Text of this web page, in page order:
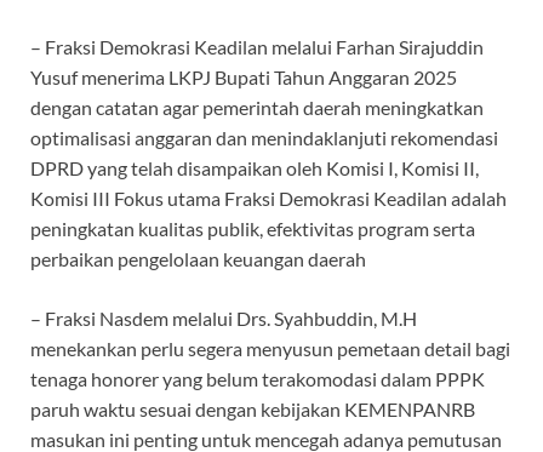
– Fraksi Demokrasi Keadilan melalui Farhan Sirajuddin
Yusuf menerima LKPJ Bupati Tahun Anggaran 2025
dengan catatan agar pemerintah daerah meningkatkan
optimalisasi anggaran dan menindaklanjuti rekomendasi
DPRD yang telah disampaikan oleh Komisi I, Komisi II,
Komisi III Fokus utama Fraksi Demokrasi Keadilan adalah
peningkatan kualitas publik, efektivitas program serta
perbaikan pengelolaan keuangan daerah
– Fraksi Nasdem melalui Drs. Syahbuddin, M.H
menekankan perlu segera menyusun pemetaan detail bagi
tenaga honorer yang belum terakomodasi dalam PPPK
paruh waktu sesuai dengan kebijakan KEMENPANRB
masukan ini penting untuk mencegah adanya pemutusan